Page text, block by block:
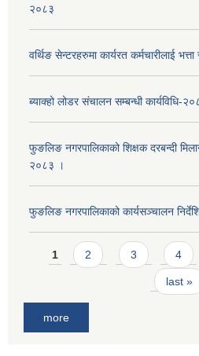
२०८३
वर्थिङ सेन्टरहरुमा कार्यरत कर्मचारीलाई भत्ता
ब्याक्हो लोडर संचालन सम्बन्धी कार्यविधि-
फुङलिङ नगरपालिकाको शिक्षक दरबन्दी
२०८३ ।
फुङलिङ नगरपालिकाको कार्यसञ्चालन
Pages
1 2 3 4
last »
more